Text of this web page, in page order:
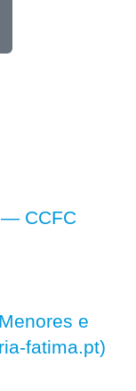
— CCFC
e
fatima.pt)